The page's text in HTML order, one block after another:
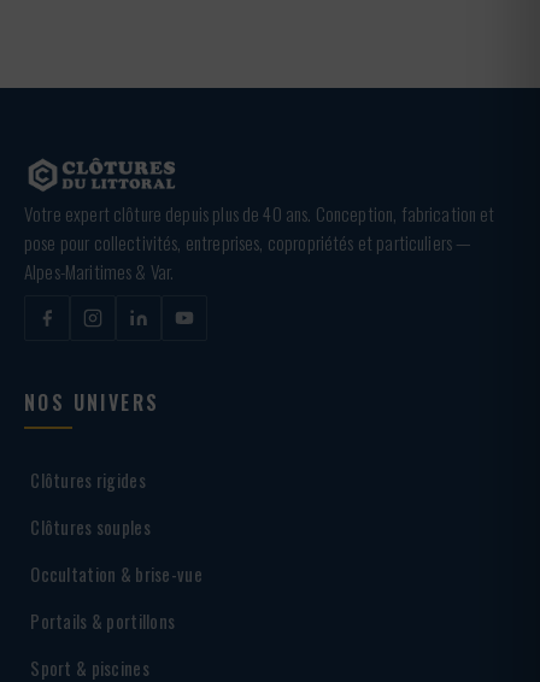
Votre expert clôture depuis plus de 40 ans. Conception, fabrication et
pose pour collectivités, entreprises, copropriétés et particuliers —
Alpes-Maritimes & Var.
NOS UNIVERS
Clôtures rigides
Clôtures souples
Occultation & brise-vue
Portails & portillons
Sport & piscines